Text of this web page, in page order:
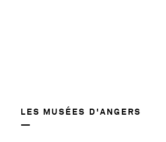
LES MUSÉES D'ANGERS